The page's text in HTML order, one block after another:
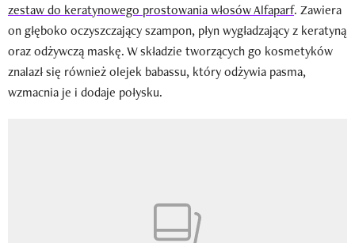
zestaw do keratynowego prostowania włosów Alfaparf. Zawiera
on głęboko oczyszczający szampon, płyn wygładzający z keratyną
oraz odżywczą maskę. W składzie tworzących go kosmetyków
znalazł się również olejek babassu, który odżywia pasma,
wzmacnia je i dodaje połysku.